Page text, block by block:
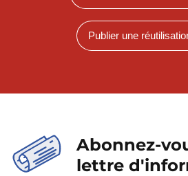
Publier une
Abonnez-
lettre